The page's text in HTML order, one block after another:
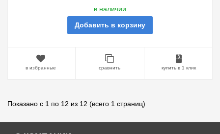
в наличии
Добавить в корзину
в избранные сравнить купить в 1 клик
Показано с 1 по 12 из 12 (всего 1 страниц)